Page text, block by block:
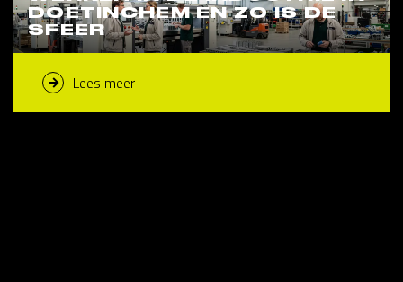
DOETINCHEM EN ZO IS DE
SFEER
Lees meer